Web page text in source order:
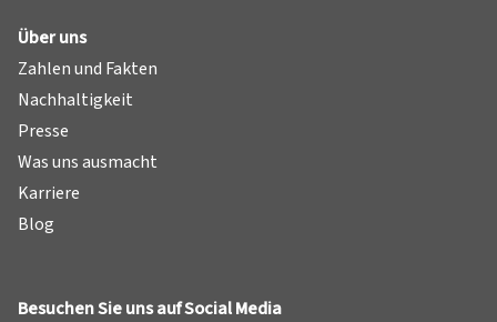
Über uns
Zahlen und Fakten
Nachhaltigkeit
Presse
Was uns ausmacht
Karriere
Blog
Besuchen Sie uns auf Social Media